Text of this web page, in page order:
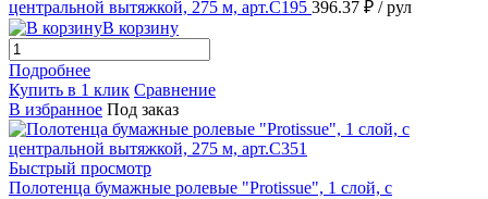
центральной вытяжкой, 275 м, арт.С195 396.37 ₽ / рул
В корзину
Подробнее
Купить в 1 клик Сравнение
В избранное Под заказ
Быстрый просмотр
Полотенца бумажные ролевые "Protissue", 1 слой, с